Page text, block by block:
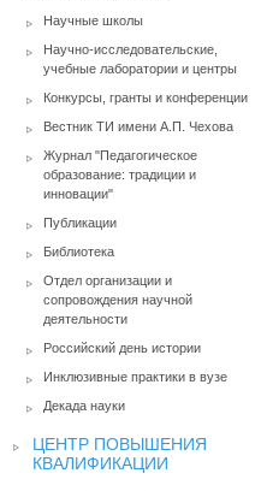
Научные школы
Научно-исследовательские,
учебные лаборатории и центры
Конкурсы, гранты и конференции
Вестник ТИ имени А.П. Чехова
Журнал "Педагогическое
образование: традиции и
инновации"
Публикации
Библиотека
Отдел организации и
сопровождения научной
деятельности
Российский день истории
Инклюзивные практики в вузе
Декада науки
ЦЕНТР ПОВЫШЕНИЯ
КВАЛИФИКАЦИИ